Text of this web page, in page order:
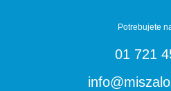
Potrebujete
01 721